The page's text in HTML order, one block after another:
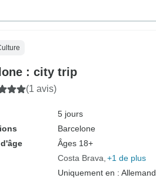
: city trip
(1 avis)
5 jours
Barcelone
Âges 18+
Costa Brava +1 de plus
Uniquement en : Allemand